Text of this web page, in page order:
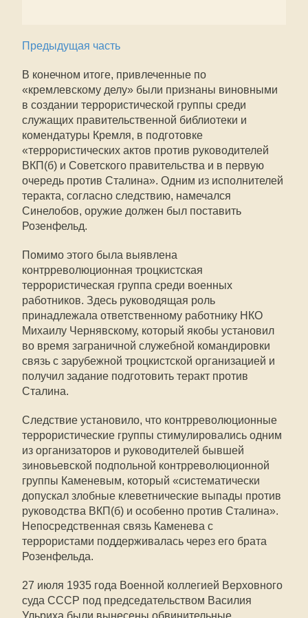
Предыдущая часть
В конечном итоге, привлеченные по
«кремлевскому делу» были признаны виновными
в создании террористической группы среди
служащих правительственной библиотеки и
комендатуры Кремля, в подготовке
«террористических актов против руководителей
ВКП(б) и Советского правительства и в первую
очередь против Сталина». Одним из исполнителей
теракта, согласно следствию, намечался
Синелобов, оружие должен был поставить
Розенфельд.
Помимо этого была выявлена
контрреволюционная троцкистская
террористическая группа среди военных
работников. Здесь руководящая роль
принадлежала ответственному работнику НКО
Михаилу Чернявскому, который якобы установил
во время заграничной служебной командировки
связь с зарубежной троцкистской организацией и
получил задание подготовить теракт против
Сталина.
Следствие установило, что контрреволюционные
террористические группы стимулировались одним
из организаторов и руководителей бывшей
зиновьевской подпольной контрреволюционной
группы Каменевым, который «систематически
допускал злобные клеветнические выпады против
руководства ВКП(б) и особенно против Сталина».
Непосредственная связь Каменева с
террористами поддерживалась через его брата
Розенфельда.
27 июля 1935 года Военной коллегией Верховного
суда СССР под председательством Василия
Ульриха были вынесены обвинительные